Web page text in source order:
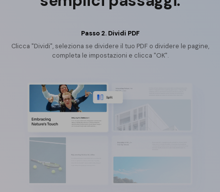
Passo 2. Dividi PDF
Clicca "Dividi", seleziona se dividere il tuo PDF o dividere le pagine,
completa le impostazioni e clicca "OK".